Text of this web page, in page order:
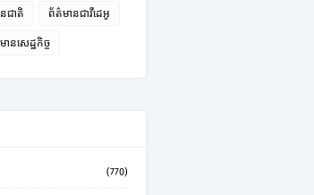
ជាតិ ព័ត៌មានជាវីដេអូ
ានសេដ្ឋកិច្ច
(770)